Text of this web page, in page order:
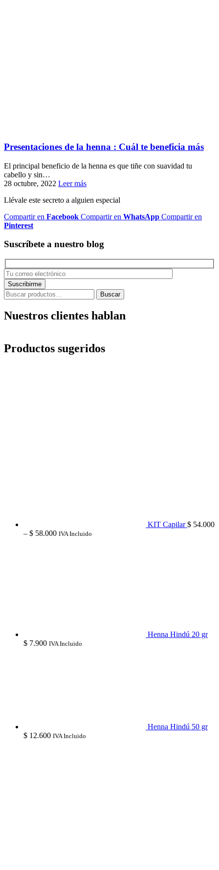
Presentaciones de la henna : Cuál te beneficia más
El principal beneficio de la henna es que tiñe con suavidad tu
cabello y sin…
28 octubre, 2022 Leer más
Llévale este secreto a alguien especial
Compartir en Facebook Compartir en WhatsApp Compartir en
Pinterest
Suscríbete a nuestro blog
Buscar
por:
Buscar
Nuestros clientes hablan
Productos sugeridos
KIT Capilar $ 54.000
– $ 58.000Price
IVA Incluido
Henna Hindú 20 gr
$ 7.900 IVA Incluido
Henna Hindú 50 gr
$ 12.600 IVA Incluido